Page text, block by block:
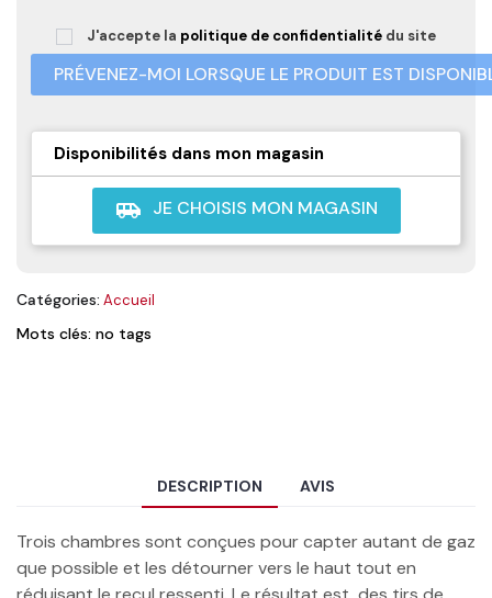
J'accepte la politique de confidentialité du site
PRÉVENEZ-MOI LORSQUE LE PRODUIT EST
Disponibilités dans mon magasin
airport_shuttle JE CHOISIS MON MAGASIN
Catégories: Accueil
Mots clés: no tags
DESCRIPTION AVIS
Trois chambres sont conçues pour capter autant de gaz
que possible et les détourner vers le haut tout en